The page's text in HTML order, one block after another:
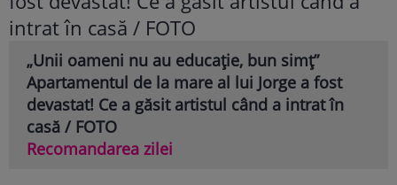
„Unii oameni nu au educație, bun simț”
Apartamentul de la mare al lui Jorge a fost
devastat! Ce a găsit artistul când a intrat în
casă / FOTO
Recomandarea zilei